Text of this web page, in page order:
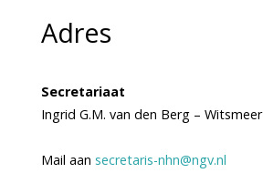
Adres
Secretariaat
Ingrid G.M. van den Berg – Witsmeer
Mail aan secretaris-nhn@ngv.nl